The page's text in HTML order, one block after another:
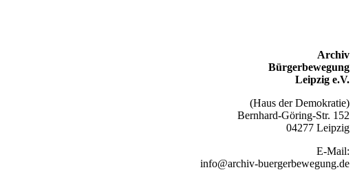
Archiv
Bürgerbewegung
Leipzig e.V.
(Haus der Demokratie)
Bernhard-Göring-Str. 152
04277 Leipzig
E-Mail:
info@archiv-buergerbewegung.de